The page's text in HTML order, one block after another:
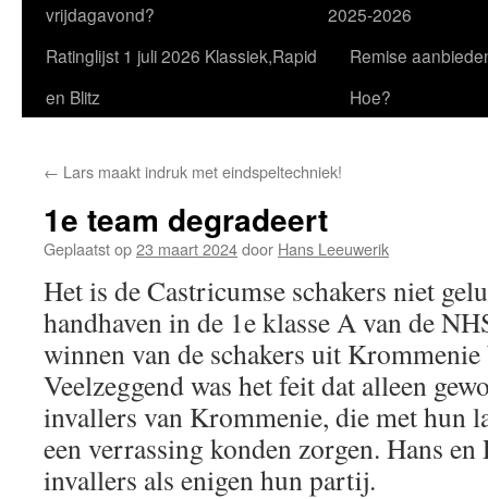
vrijdagavond?
2025-2026
Ratinglijst 1 juli 2026 Klassiek,Rapid
en Blitz
Remise
Hoe?
← Lars maakt indruk met eindspeltechniek!
1e team degradeert
Geplaatst op23 maart 2024door Hans Leeuwerik
Het is de Castricumse schakers niet
handhaven in de 1e klasse A van de
winnen van de schakers uit
Veelzeggend was het feit dat alleen
invallers van Krommenie, die met hun
een verrassing konden zorgen. Hans en
invallers als enigen hun partij.